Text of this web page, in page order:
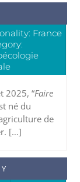
France
2025, “Faire
né du
de
[…]